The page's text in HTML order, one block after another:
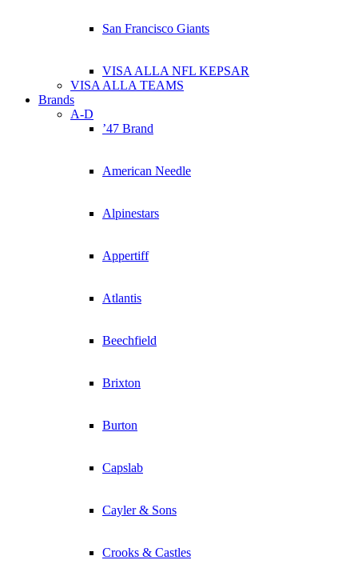
San Francisco Giants
VISA ALLA NFL KEPSAR
VISA ALLA TEAMS
Brands
A-D
’47 Brand
American Needle
Alpinestars
Appertiff
Atlantis
Beechfield
Brixton
Burton
Capslab
Cayler & Sons
Crooks & Castles